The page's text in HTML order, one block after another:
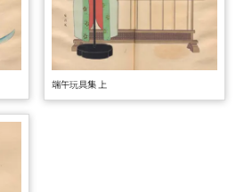
端午玩具集 上